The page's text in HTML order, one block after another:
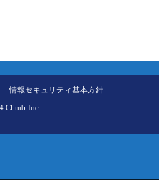
情報セキュリティ基本方針
Climb Inc.